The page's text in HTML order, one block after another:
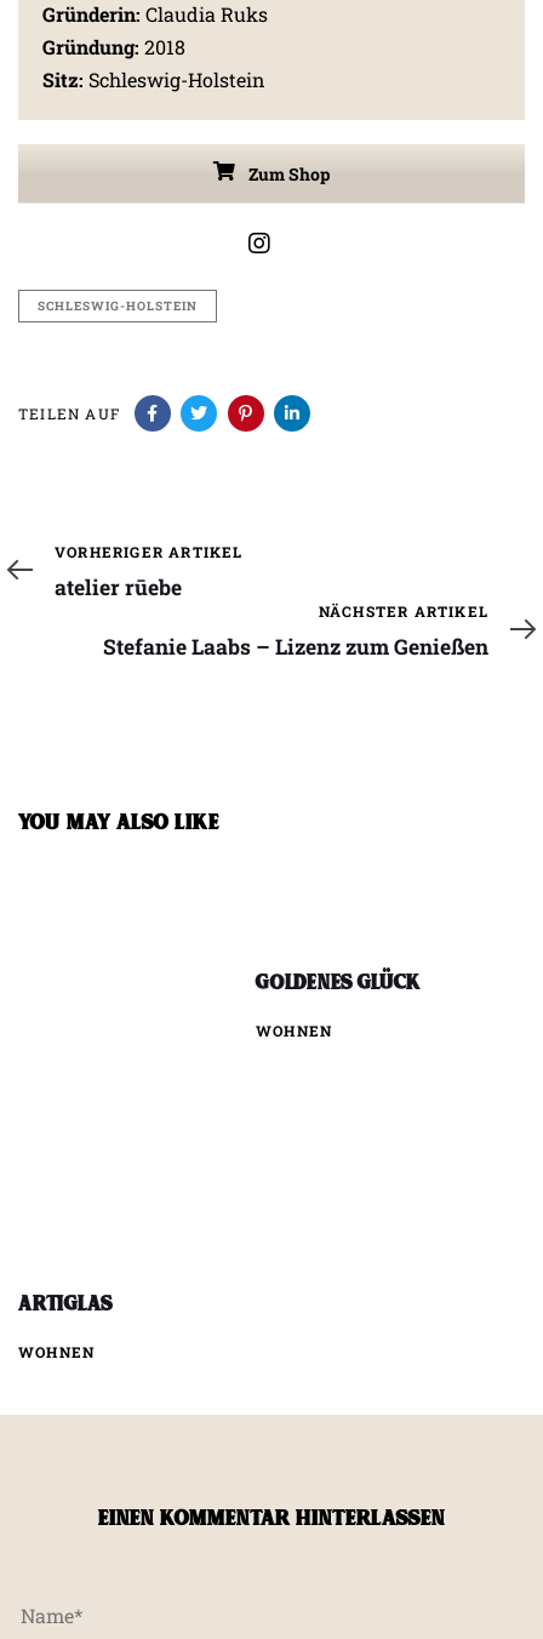
Gründerin: Claudia Ruks
Gründung: 2018
Sitz: Schleswig-Holstein
Zum Shop
SCHLESWIG-HOLSTEIN
TEILEN AUF
Vorheriger
Artikel
VORHERIGER ARTIKEL
atelier rūebe
Artikel
NÄCHSTER ARTIKEL
Stefanie Laabs – Lizenz zum Genießen
YOU MAY ALSO LIKE
Goldenes Glück
WOHNEN
ArtiGlas
WOHNEN
EINEN KOMMENTAR HINTERLASSEN